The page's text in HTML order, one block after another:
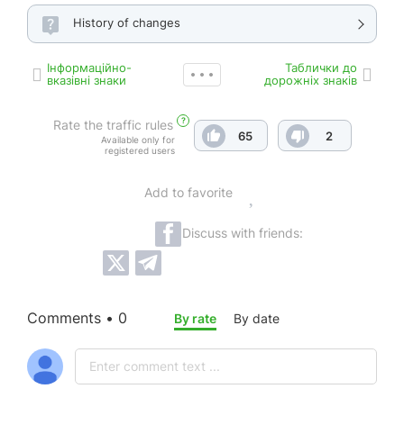
History of changes
Інформаційно-
вказівні знаки
Таблички до
дорожніх знаків
Rate the traffic rules ?
Available only for
registered users
65 2
Add to favorite
Discuss with friends:
Comments • 0 By rate By date